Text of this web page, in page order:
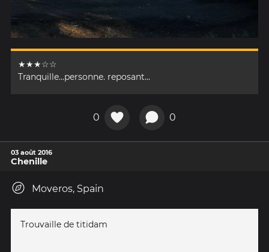
★★★☆☆
Tranquille...personne. reposant...
0 0
03 août 2016
Chenille
Moveros, Spain
Trouvaille de titidam